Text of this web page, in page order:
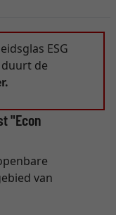
ESG
de
"Econ
van